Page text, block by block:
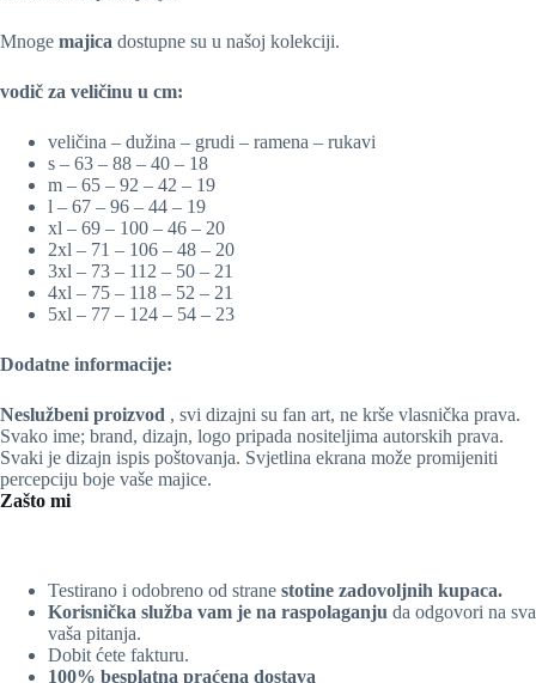
Mnoge majica dostupne su u našoj kolekciji.
vodič za veličinu u cm:
veličina – dužina – grudi – ramena – rukavi
s – 63 – 88 – 40 – 18
m – 65 – 92 – 42 – 19
l – 67 – 96 – 44 – 19
xl – 69 – 100 – 46 – 20
2xl – 71 – 106 – 48 – 20
3xl – 73 – 112 – 50 – 21
4xl – 75 – 118 – 52 – 21
5xl – 77 – 124 – 54 – 23
Dodatne informacije:
Neslužbeni proizvod , svi dizajni su fan art, ne krše vlasnička prava.
Svako ime; brand, dizajn, logo pripada nositeljima autorskih prava.
Svaki je dizajn ispis poštovanja. Svjetlina ekrana može promijeniti
percepciju boje vaše majice.
Zašto mi
Testirano i odobreno od strane stotine zadovoljnih kupaca.
Korisnička služba vam je na raspolaganju da odgovori na sva
vaša pitanja.
Dobit ćete fakturu.
100% besplatna praćena dostava